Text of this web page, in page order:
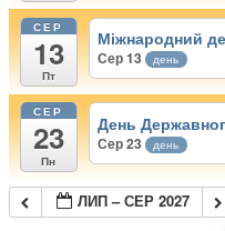
СЕР
13
Пт
Міжнародний
Сер 13 день
СЕР
23
Пн
День
Сер 23 день
ЛИП – СЕР 2027